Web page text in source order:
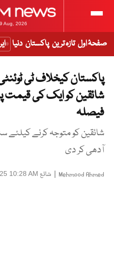
9 Aug, 2026
صفحۂ اول تازہ ترین پاکستان دنیا
پاکستان کیخلاف ٹی
فیصلہ
شائقین کو متوجہ کرنے
آدھی کر دی
Mehmood Ahmed
| شائع 10:28 AM